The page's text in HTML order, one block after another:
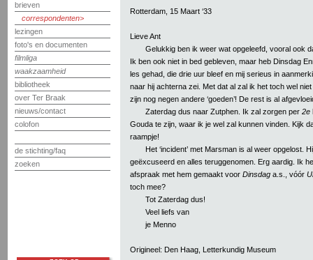
brieven
correspondenten
lezingen
foto's en documenten
filmliga
waakzaamheid
bibliotheek
over Ter Braak
nieuws/contact
colofon
de stichting/faq
zoeken
Rotterdam, 15 Maart ‘33
Lieve Ant
Gelukkig ben ik weer wat opgeleefd, vooral ook
Ik ben ook niet in bed gebleven, maar heb Dinsdag
les gehad, die drie uur bleef en mij serieus in
naar hij achterna zei. Met dat al zal ik het toch wel
zijn nog negen andere ‘goeden’! De rest is al
Zaterdag dus naar Zutphen. Ik zal zorgen per 2e
Gouda te zijn, waar ik je wel zal kunnen vinden. Kijk
raampje!
Het ‘incident’ met Marsman is al weer opgelost.
geëxcuseerd en alles teruggenomen. Erg aardig. Ik
afspraak met hem gemaakt voor Dinsdag a.s., vóór
toch mee?
Tot Zaterdag dus!
Veel liefs van
je Menno
Origineel: Den Haag, Letterkundig Museum